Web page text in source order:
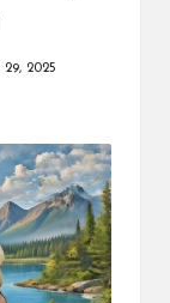
29, 2025